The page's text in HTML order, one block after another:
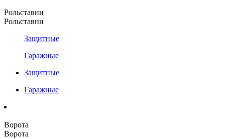
Рольставни
Рольставни
Защитные
Гаражные
Защитные
Гаражные
Ворота
Ворота